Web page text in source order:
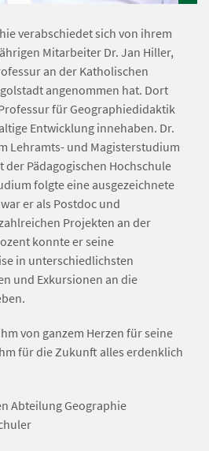
verabschiedet sich von ihrem
Mitarbeiter Dr. Jan Hiller,
an der Katholischen
angenommen hat. Dort
für Geographiedidaktik
Entwicklung innehaben. Dr.
Lehramts- und Magisterstudium
Pädagogischen Hochschule
folgte eine ausgezeichnete
er als Postdoc und
Projekten an der
konnte er seine
in unterschiedlichsten
und Exkursionen an die
von ganzem Herzen für seine
für die Zukunft alles erdenklich
Abteilung Geographie